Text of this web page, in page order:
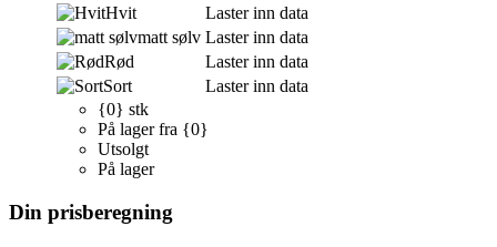
Hvit
Laster inn data
matt sølv Laster inn data
Rød
Laster inn data
Sort
Laster inn data
{0} stk
På lager fra {0}
Utsolgt
På lager
Din prisberegning